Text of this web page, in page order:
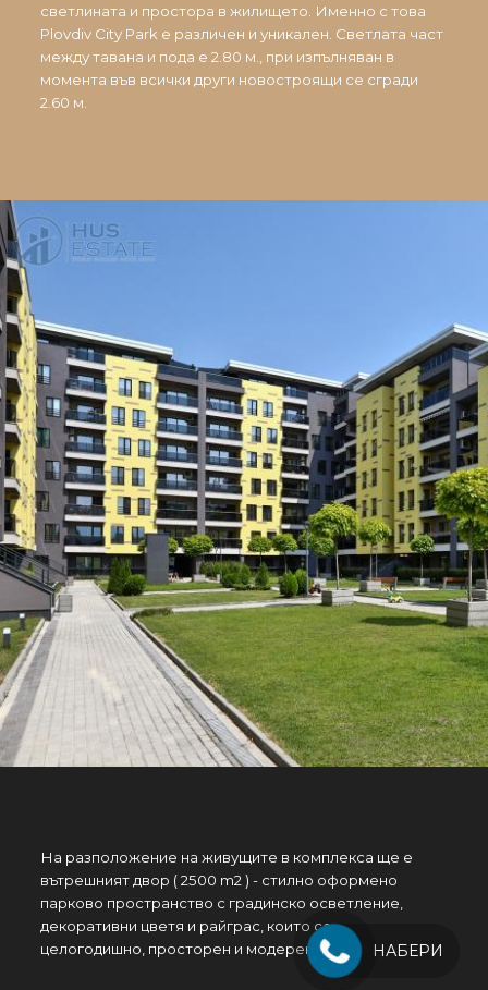
светлината и простора в жилището. Именно с това
Plovdiv City Park е различен и уникален. Светлата част
между тавана и пода е 2.80 м., при изпълняван в
момента във всички други новостроящи се сгради
2.60 м.
На разположение на живущите в комплекса ще e
вътрешният двор ( 2500 m2 ) - стилно оформено
парково пространство с градинско осветление,
декоративни цветя и райграс, които се поддържат
целогодишно, просторен и модерен детски кът.НАБЕРИ